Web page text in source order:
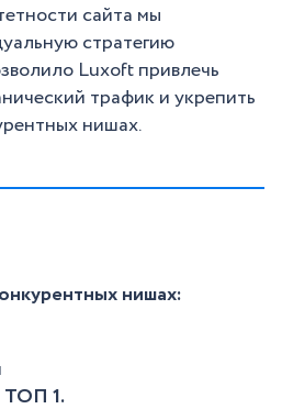
сайта мы
стратегию
Luxoft привлечь
трафик и укрепить
нишах.
нишах:
ТОП 1.